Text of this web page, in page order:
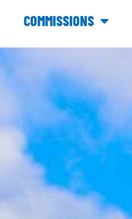
COMMISSIONS